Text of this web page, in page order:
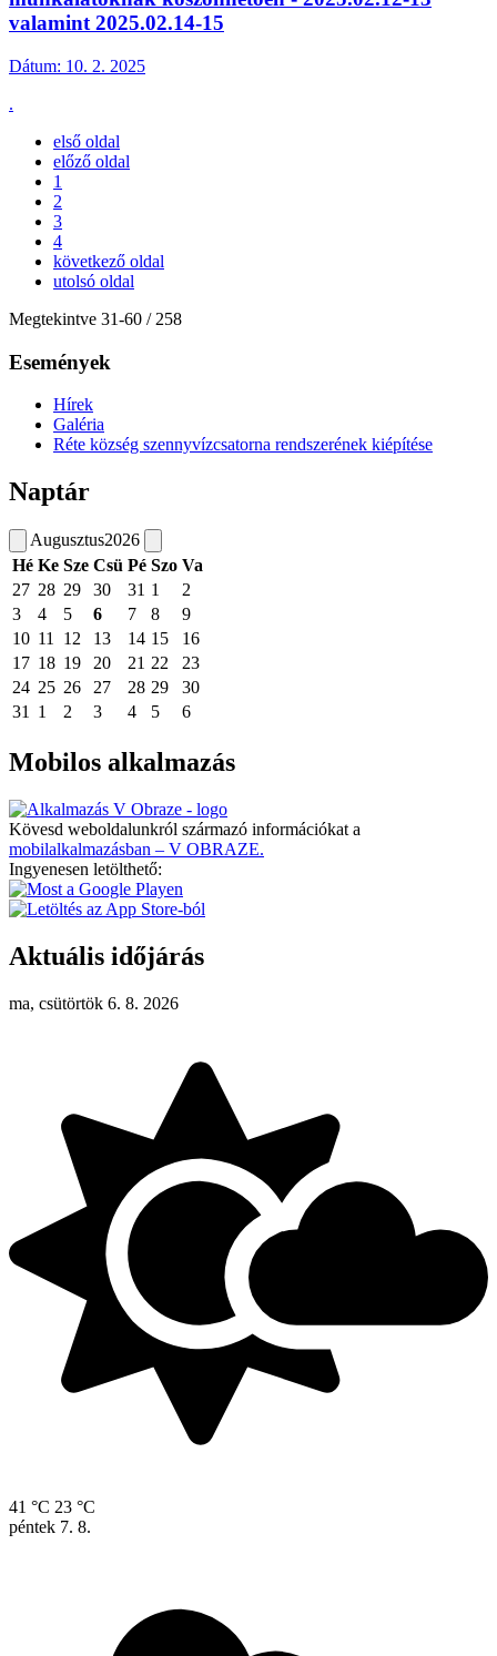
valamint 2025.02.14-15
Dátum: 10. 2. 2025
.
első oldal
előző oldal
1
2
3
4
következő oldal
utolsó oldal
Megtekintve 31-60 / 258
Események
Hírek
Galéria
Réte község szennyvízcsatorna rendszerének kiépítése
Naptár
Augusztus2026
Hé Ke Sze Csü Pé Szo Va
27 28 29 30 31 1
2
3
4 5 6 7 8
9
10 11 12 13 14 15
16
17 18 19 20 21 22
23
24 25 26 27 28 29
30
31
1 2 3 4 5 6
Mobilos alkalmazás
Kövesd weboldalunkról származó információkat a
mobilalkalmazásban – V OBRAZE.
Ingyenesen letölthető:
Aktuális időjárás
ma, csütörtök 6. 8. 2026
41 °C 23 °C
péntek 7. 8.